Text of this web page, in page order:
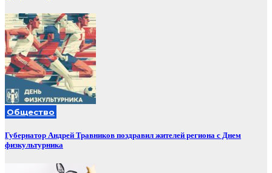
Общество
Губернатор Андрей Травников поздравил жителей региона с Днем
физкультурника